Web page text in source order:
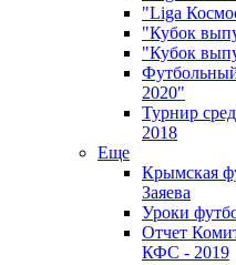
"Liga
"Кубок
"Кубок
2020"
Турнир
2018
Еще
Крымская
Заяева
Уроки
Отчет
КФС - 2019